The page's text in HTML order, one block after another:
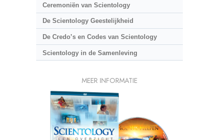
Ceremoniën van Scientology
De Scientology Geestelijkheid
De Credo’s en Codes van Scientology
Scientology in de Samenleving
MEER INFORMATIE